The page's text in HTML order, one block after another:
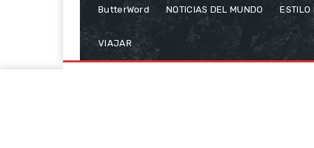
ButterWord NOTICIAS DEL MUNDO ESTILO
VIAJAR